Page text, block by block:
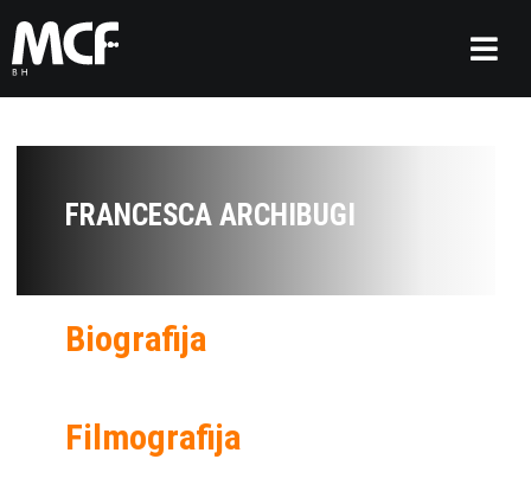
FRANCESCA ARCHIBUGI
Biografija
Filmografija